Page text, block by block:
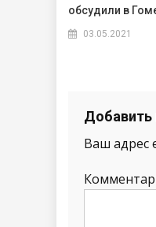
обсудили в
03.05.2021
Добавить
Ваш адрес